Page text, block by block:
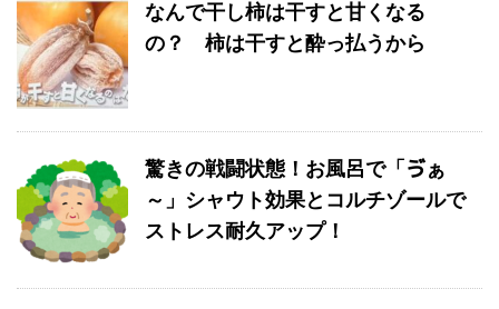
なんで干し柿は干すと甘くなる
の？ 柿は干すと酔っ払うから
驚きの戦闘状態！お風呂で「ゔぁ
～」シャウト効果とコルチゾールで
ストレス耐久アップ！